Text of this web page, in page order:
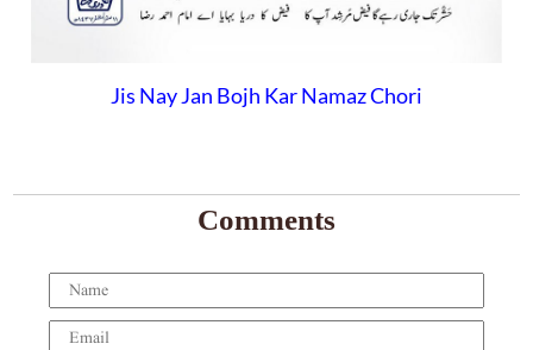
Jis Nay Jan Bojh Kar Namaz Chori
Comments